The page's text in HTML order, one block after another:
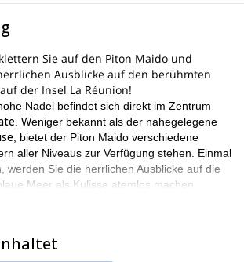
Sie auf den Piton Maido und
Ausblicke auf den berühmten
der Insel La Réunion!
Nadel befindet sich direkt im Zentrum
. Weniger bekannt als der nahegelegene
, bietet der Piton Maido verschiedene
aller Niveaus zur Verfügung stehen. Einmal
werden Sie die herrlichen Ausblicke auf die
Meer als Kulisse atemlos machen.
Alternativen an, um den Piton Maido
"Fil du rasoir" entscheiden, während
d'oeil au defi" wählen sollten. Diese